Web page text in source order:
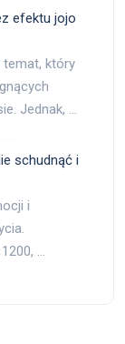
efektu jojo
temat, który
Jednak, …
schudnąć i
i
…